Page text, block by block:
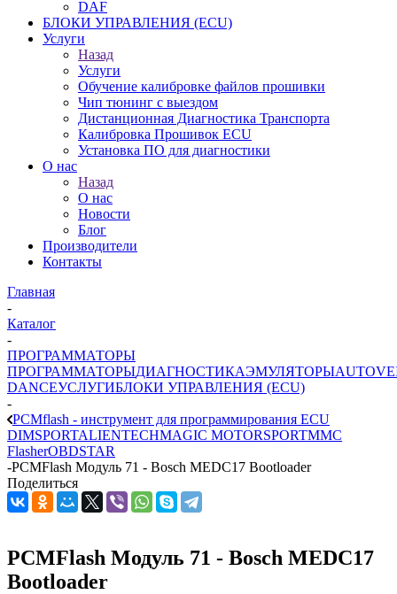
DAF
БЛОКИ УПРАВЛЕНИЯ (ECU)
Услуги
Назад
Услуги
Обучение калибровке файлов прошивки
Чип тюнинг с выездом
Дистанционная Диагностика Транспорта
Калибровка Прошивок ECU
Установка ПО для диагностики
О нас
Назад
О нас
Новости
Блог
Производители
Контакты
Главная
-
Каталог
-
ПРОГРАММАТОРЫ
ПРОГРАММАТОРЫДИАГНОСТИКАЭМУЛЯТОРЫ
DANCEУСЛУГИБЛОКИ УПРАВЛЕНИЯ (ECU)
-
PCMflash - инструмент для программирования ECU
DIMSPORTALIENTECHMAGIC MOTORSPORTMMC
FlasherOBDSTAR
-PCMFlash Модуль 71 - Bosch MEDC17 Bootloader
Поделиться
PCMFlash Модуль 71 - Bosch MEDC17
Bootloader